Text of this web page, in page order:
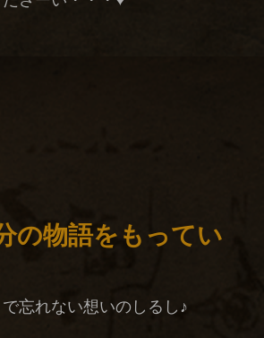
の物語をもってい
忘れない想いのしるし♪